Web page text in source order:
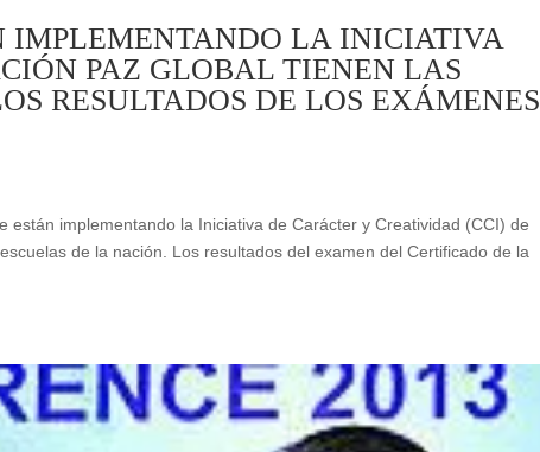
IMPLEMENTANDO LA INICIATIVA
PAZ GLOBAL TIENEN LAS
RESULTADOS DE LOS EXÁMENES
implementando la Iniciativa de Carácter y Creatividad (CCI) de
de la nación. Los resultados del examen del Certificado de la